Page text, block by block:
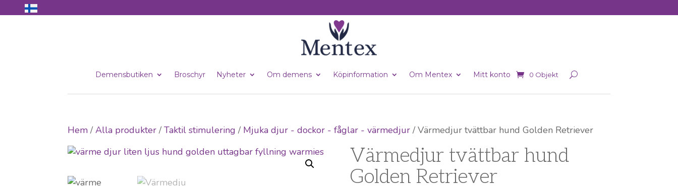
Demensbutiken Broschyr Nyheter Om demens Köpinformation Om Mentex Mitt konto 0 Objekt
Hem /Alla produkter /Taktil stimulering / Mjuka djur - dockor - fåglar - värmedjur / Värmedjur tvättbar hund Golden Retriever
Värmedjur tvättbar hund
Golden Retriever